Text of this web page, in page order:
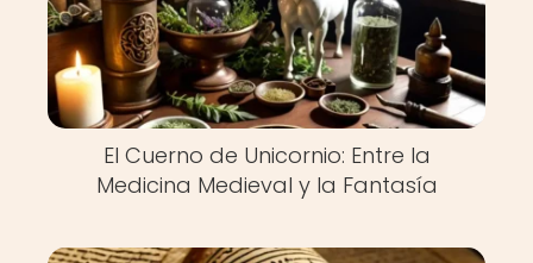
El Cuerno de Unicornio: Entre la
Medicina Medieval y la Fantasía